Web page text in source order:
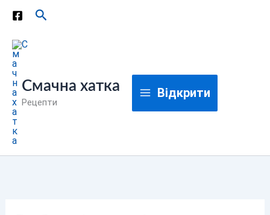
Перейти
вмісту
Пошук
Смачна хатка
Рецепти
Відкрити